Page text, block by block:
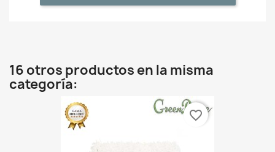
16 otros productos en la misma
categoría:
favorite_border